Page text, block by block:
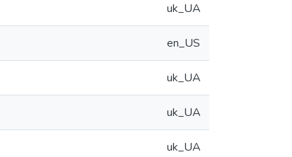
uk_UA
en_US
uk_UA
uk_UA
uk_UA